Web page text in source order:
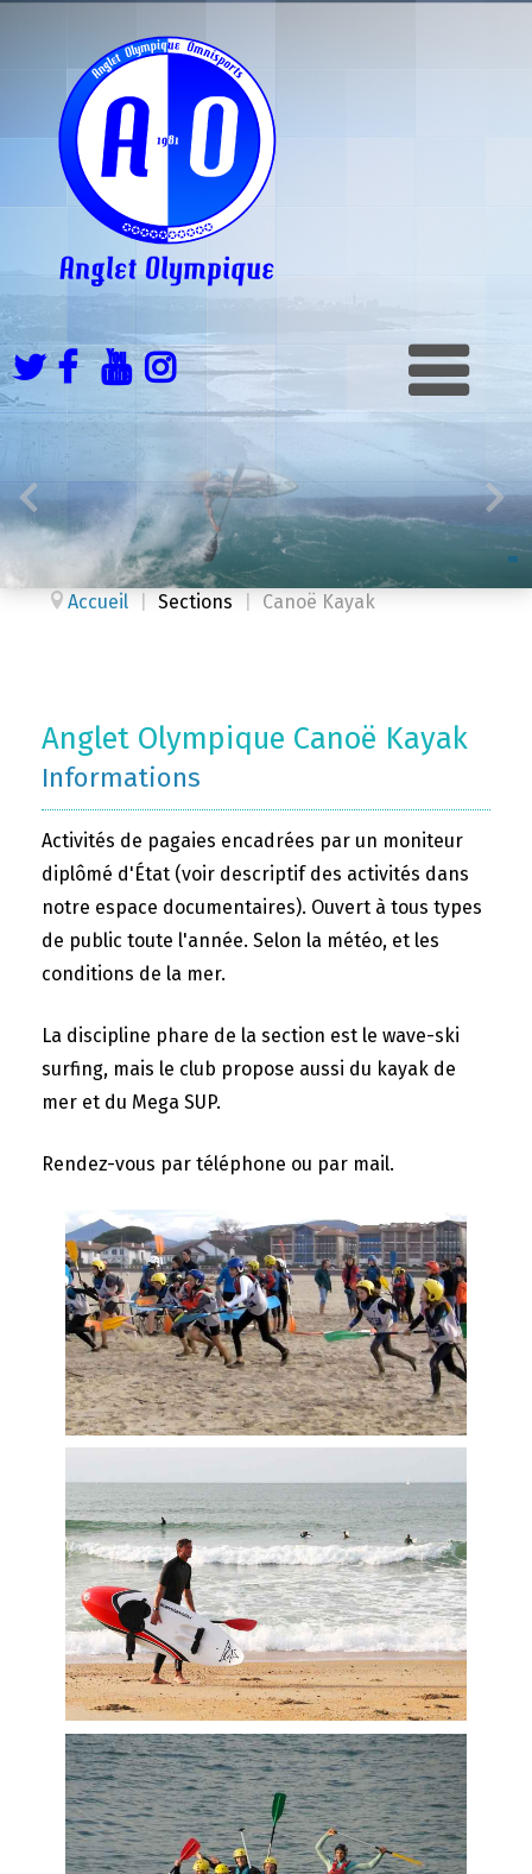
Accueil Sections Canoë Kayak
Anglet Olympique Canoë Kayak
Informations
Activités de pagaies encadrées par un moniteur
diplômé d'État (voir descriptif des activités dans
notre espace documentaires). Ouvert à tous types
de public toute l'année. Selon la météo, et les
conditions de la mer.
La discipline phare de la section est le wave-ski
surfing, mais le club propose aussi du kayak de
mer et du Mega SUP.
Rendez-vous par téléphone ou par mail.